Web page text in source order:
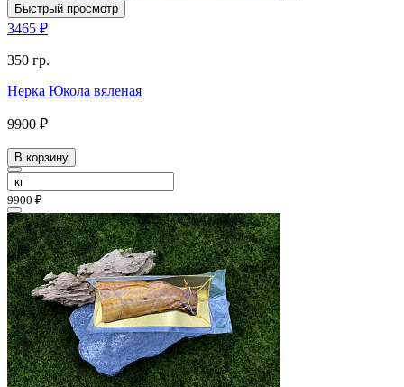
Быстрый просмотр
3465 ₽
350 гр.
Нерка Юкола вяленая
9900 ₽
В корзину
9900 ₽